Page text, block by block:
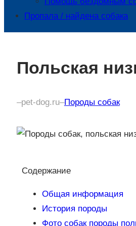
Пропала / найдена собака
Польская
–pet-dog.ru–Породы собак
Содержание
Общая информация
История породы
Фото собак породы